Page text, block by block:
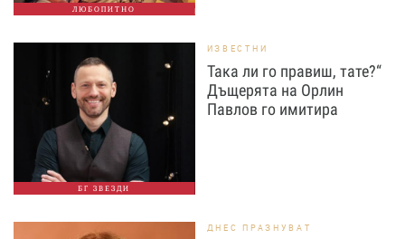
ЛЮБОПИТНО
БГ ЗВЕЗДИ
ИЗВЕСТНИ
Така ли го правиш, тате?“
Дъщерята на Орлин
Павлов го имитира
ДНЕС ПРАЗНУВАТ